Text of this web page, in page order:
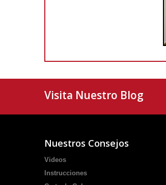
Visita Nuestro Blog
Nuestros Consejos
Videos
Instrucciones